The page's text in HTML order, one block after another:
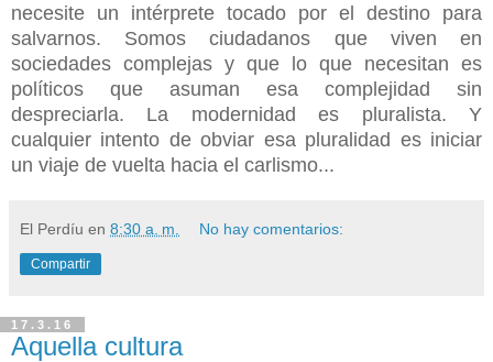
necesite un intérprete tocado por el destino para
salvarnos. Somos ciudadanos que viven en
sociedades complejas y que lo que necesitan es
políticos que asuman esa complejidad sin
despreciarla. La modernidad es pluralista. Y
cualquier intento de obviar esa pluralidad es iniciar
un viaje de vuelta hacia el carlismo...
El Perdíu en 8:30 a. m. No hay comentarios:
Compartir
17.3.16
Aquella cultura